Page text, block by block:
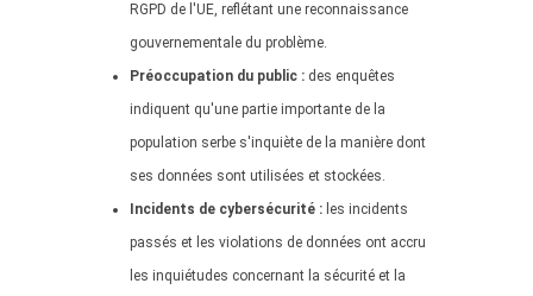
RGPD de l'UE, reflétant une reconnaissance
gouvernementale du problème.
Préoccupation du public : des enquêtes
indiquent qu'une partie importante de la
population serbe s'inquiète de la manière dont
ses données sont utilisées et stockées.
Incidents de cybersécurité : les incidents
passés et les violations de données ont accru
les inquiétudes concernant la sécurité et la